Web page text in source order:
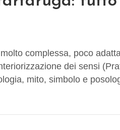
complessa, poco
dei sensi
mito, simbolo e